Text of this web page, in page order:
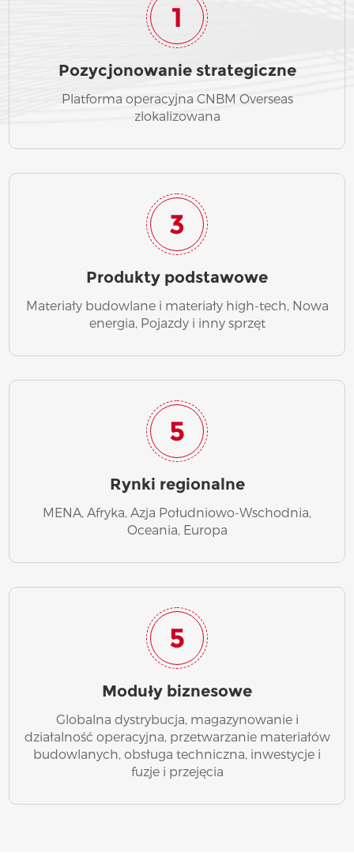
1
Pozycjonowanie strategiczne
Platforma operacyjna CNBM Overseas
zlokalizowana
3
Produkty podstawowe
Materiały budowlane i materiały high-tech, Nowa
energia, Pojazdy i inny sprzęt
5
Rynki regionalne
MENA, Afryka, Azja Południowo-Wschodnia,
Oceania, Europa
5
Moduły biznesowe
Globalna dystrybucja, magazynowanie i
działalność operacyjna, przetwarzanie materiałów
budowlanych, obsługa techniczna, inwestycje i
fuzje i przejęcia